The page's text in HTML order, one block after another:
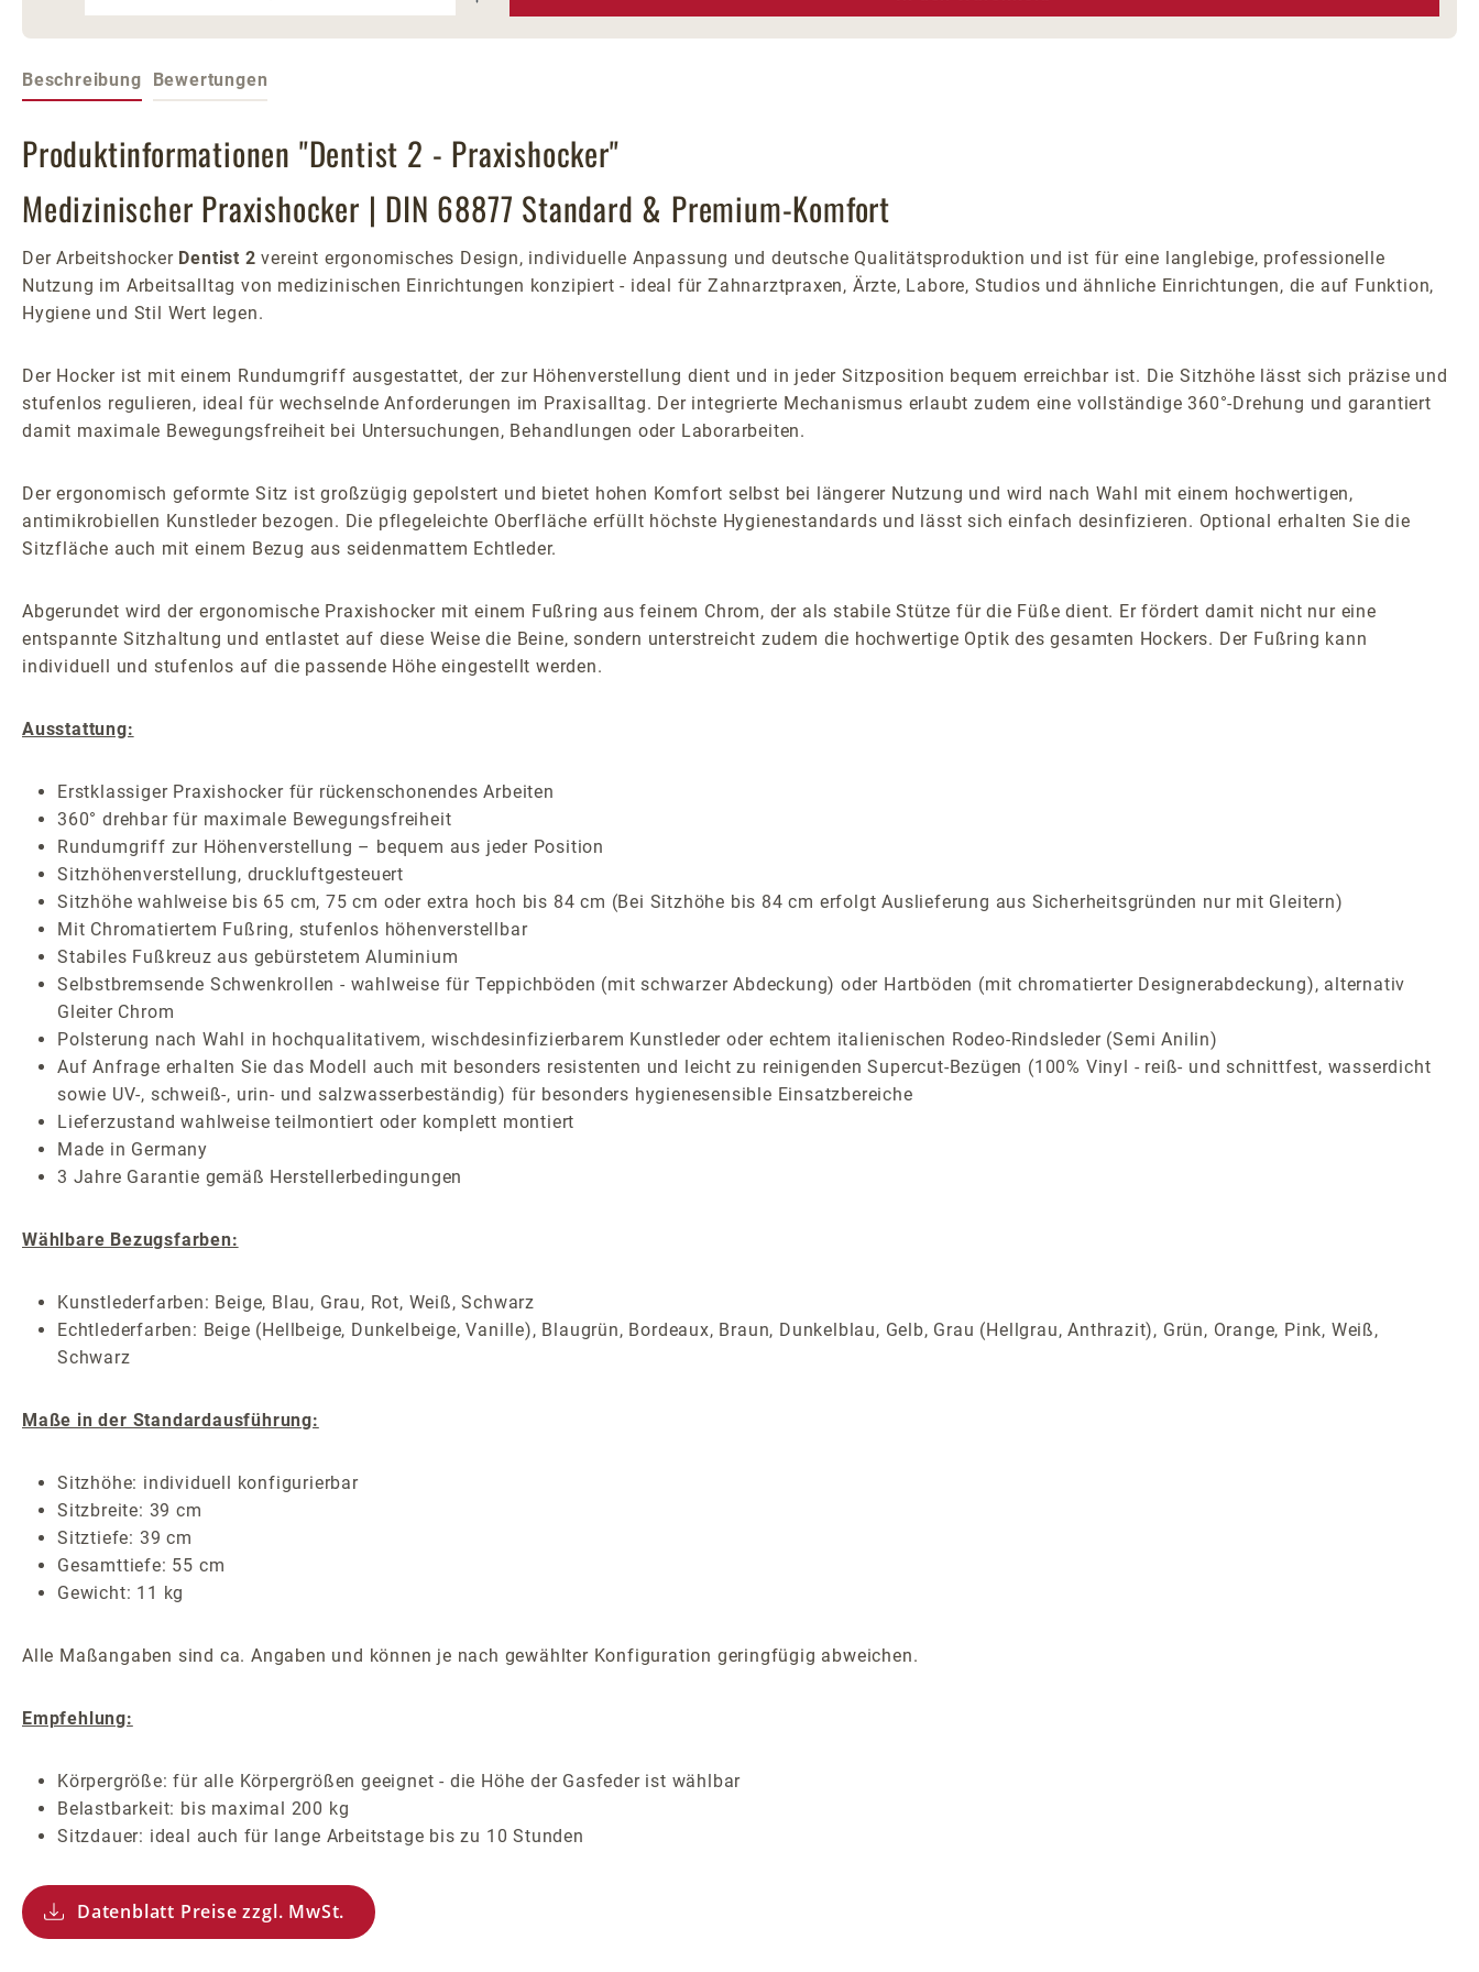
Beschreibung Bewertungen
Produktinformationen "Dentist 2 - Praxishocker"
Medizinischer Praxishocker | DIN 68877 Standard & Premium-Komfort
Der Arbeitshocker Dentist 2 vereint ergonomisches Design, individuelle Anpassung und deutsche Qualitätsproduktion und ist für eine langlebige, professionelle
Nutzung im Arbeitsalltag von medizinischen Einrichtungen konzipiert - ideal für Zahnarztpraxen, Ärzte, Labore, Studios und ähnliche Einrichtungen, die auf Funktion,
Hygiene und Stil Wert legen.
Der Hocker ist mit einem Rundumgriff ausgestattet, der zur Höhenverstellung dient und in jeder Sitzposition bequem erreichbar ist. Die Sitzhöhe lässt sich präzise und
stufenlos regulieren, ideal für wechselnde Anforderungen im Praxisalltag. Der integrierte Mechanismus erlaubt zudem eine vollständige 360°-Drehung und garantiert
damit maximale Bewegungsfreiheit bei Untersuchungen, Behandlungen oder Laborarbeiten.
Der ergonomisch geformte Sitz ist großzügig gepolstert und bietet hohen Komfort selbst bei längerer Nutzung und wird nach Wahl mit einem hochwertigen,
antimikrobiellen Kunstleder bezogen. Die pflegeleichte Oberfläche erfüllt höchste Hygienestandards und lässt sich einfach desinfizieren. Optional erhalten Sie die
Sitzfläche auch mit einem Bezug aus seidenmattem Echtleder.
Abgerundet wird der ergonomische Praxishocker mit einem Fußring aus feinem Chrom, der als stabile Stütze für die Füße dient. Er fördert damit nicht nur eine
entspannte Sitzhaltung und entlastet auf diese Weise die Beine, sondern unterstreicht zudem die hochwertige Optik des gesamten Hockers. Der Fußring kann
individuell und stufenlos auf die passende Höhe eingestellt werden.
Ausstattung:
Erstklassiger Praxishocker für rückenschonendes Arbeiten
360° drehbar für maximale Bewegungsfreiheit
Rundumgriff zur Höhenverstellung – bequem aus jeder Position
Sitzhöhenverstellung, druckluftgesteuert
Sitzhöhe wahlweise bis 65 cm, 75 cm oder extra hoch bis 84 cm (Bei Sitzhöhe bis 84 cm erfolgt Auslieferung aus Sicherheitsgründen nur mit Gleitern)
Mit Chromatiertem Fußring, stufenlos höhenverstellbar
Stabiles Fußkreuz aus gebürstetem Aluminium
Selbstbremsende Schwenkrollen - wahlweise für Teppichböden (mit schwarzer Abdeckung) oder Hartböden (mit chromatierter Designerabdeckung), alternativ
Gleiter Chrom
Polsterung nach Wahl in hochqualitativem, wischdesinfizierbarem Kunstleder oder echtem italienischen Rodeo-Rindsleder (Semi Anilin)
Auf Anfrage erhalten Sie das Modell auch mit besonders resistenten und leicht zu reinigenden Supercut-Bezügen (100% Vinyl - reiß- und schnittfest, wasserdicht
sowie UV-, schweiß-, urin- und salzwasserbeständig) für besonders hygienesensible Einsatzbereiche
Lieferzustand wahlweise teilmontiert oder komplett montiert
Made in Germany
3 Jahre Garantie gemäß Herstellerbedingungen
Wählbare Bezugsfarben:
Kunstlederfarben: Beige, Blau, Grau, Rot, Weiß, Schwarz
Echtlederfarben: Beige (Hellbeige, Dunkelbeige, Vanille), Blaugrün, Bordeaux, Braun, Dunkelblau, Gelb, Grau (Hellgrau, Anthrazit), Grün, Orange, Pink, Weiß,
Schwarz
Maße in der Standardausführung:
Sitzhöhe: individuell konfigurierbar
Sitzbreite: 39 cm
Sitztiefe: 39 cm
Gesamttiefe: 55 cm
Gewicht: 11 kg
Alle Maßangaben sind ca. Angaben und können je nach gewählter Konfiguration geringfügig abweichen.
Empfehlung:
Körpergröße: für alle Körpergrößen geeignet - die Höhe der Gasfeder ist wählbar
Belastbarkeit: bis maximal 200 kg
Sitzdauer: ideal auch für lange Arbeitstage bis zu 10 Stunden
Datenblatt Preise zzgl. MwSt.